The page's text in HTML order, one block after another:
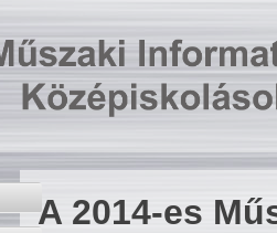
A 2014-es